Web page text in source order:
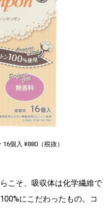
個入 ¥880（税抜）
こそ、吸収体は化学繊維で
にこだわったもの。コ